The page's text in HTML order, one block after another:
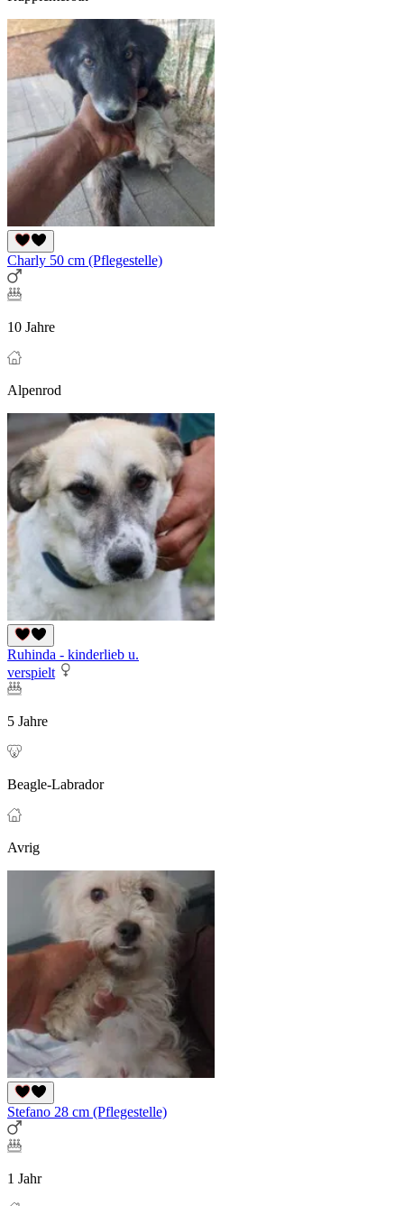
Charly 50 cm (Pflegestelle)
10 Jahre
Alpenrod
Ruhinda - kinderlieb u.
verspielt
5 Jahre
Beagle-Labrador
Avrig
Stefano 28 cm (Pflegestelle)
1 Jahr